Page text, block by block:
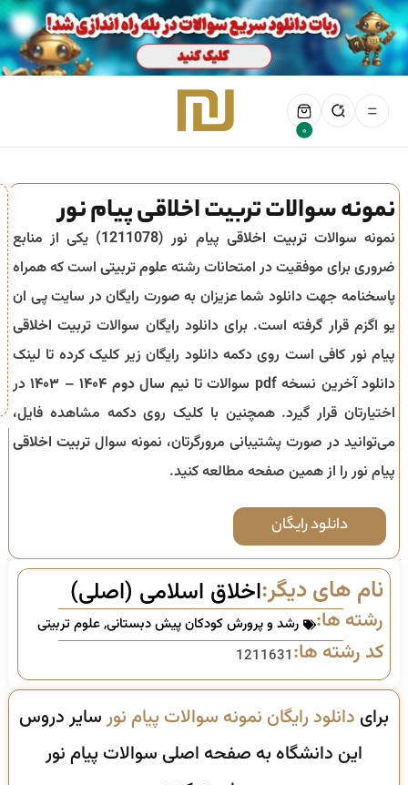
0
نمونه سوالات تربیت اخلاقی پیام نور
نمونه سوالاتتربیت اخلاقی پیام نور (1211078) یکی از منابع
ضروری برای موفقیت در امتحانات رشته علوم تربیتی است که همراه
پاسخنامه جهت دانلود شما عزیزان به صورت رایگان در سایت پی ان
یو اگزم قرار گرفته است. برای دانلود رایگان سوالات تربیت اخلاقی
پیام نور کافی است روی دکمه دانلود رایگان زیر کلیک کرده تا لینک
دانلود آخرین نسخه pdf سوالات تا
نیم سال دوم ۱۴۰۴ – ۱۴۰۳
در
اختیارتان قرار گیرد. همچنین با کلیک روی دکمه مشاهده فایل،
می‌توانید در صورت پشتیبانی مرورگرتان، نمونه سوال تربیت اخلاقی
پیام نور را از همین صفحه مطالعه کنید.
دانلود رایگان
نام های دیگر:اخلاق اسلامی (اصلی)
رشته ها: رشد و پرورش کودکان پیش دبستانی,علوم تربیتی
کد رشته ها:1211631
برای دانلود رایگان نمونه سوالات پیام نورسایر دروس
این دانشگاه به صفحه اصلی سوالات پیام نور